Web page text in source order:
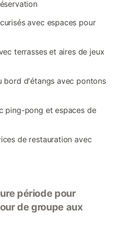
avec espaces pour
terrasses et aires de jeux
bord d'étangs avec pontons
ping-pong et espaces de
de restauration avec
période pour
de groupe aux